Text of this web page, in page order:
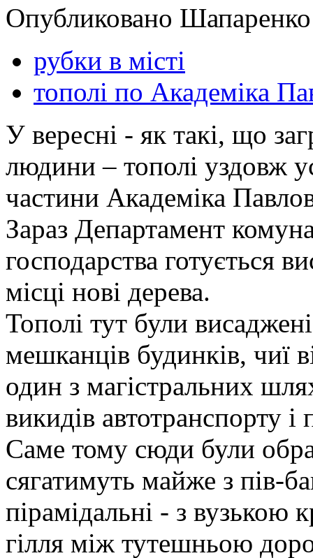
Опубликовано
рубки в місті
тополі по Академіка
У вересні - як такі, що
людини – тополі уздовж
частини Академіка
Зараз Департамент
господарства готується
місці нові дерева.
Тополі тут були
мешканців будинків, чиї
один з магістральних
викидів автотранспорту
Саме тому сюди були
сягатимуть майже з пів-
пірамідальні - з вузькою
гілля між тутешньою